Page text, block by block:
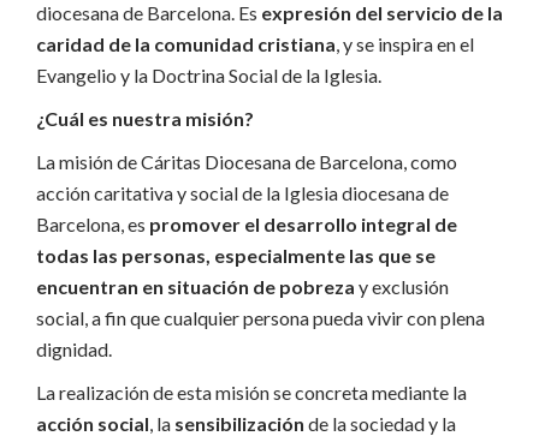
diocesana de Barcelona. Es expresión del servicio de la
caridad de la comunidad cristiana, y se inspira en el
Evangelio y la Doctrina Social de la Iglesia.
¿Cuál es nuestra misión?
La misión de Cáritas Diocesana de Barcelona, ​​como
acción caritativa y social de la Iglesia diocesana de
Barcelona, ​​es promover el desarrollo integral de
todas las personas, especialmente las que se
encuentran en situación de pobreza y exclusión
social, a fin que cualquier personapueda vivir con plena
dignidad.
La realización de esta misión se concreta mediante la
acción social, la sensibilización de la sociedad y la